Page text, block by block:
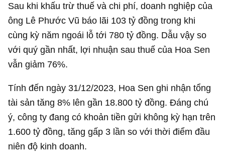
Sau khi khấu trừ thuế và chi phí, doanh nghiệp của
ông Lê Phước Vũ báo lãi 103 tỷ đồng trong khi
cùng kỳ năm ngoái lỗ tới 780 tỷ đồng. Dẫu vậy so
với quý gần nhất, lợi nhuận sau thuế của Hoa Sen
vẫn giảm 76%.
Tính đến ngày 31/12/2023, Hoa Sen ghi nhận tổng
tài sản tăng 8% lên gần 18.800 tỷ đồng. Đáng chú
ý, công ty đang có khoản tiền gửi không kỳ hạn trên
1.600 tỷ đồng, tăng gấp 3 lần so với thời điểm đầu
niên độ kinh doanh.